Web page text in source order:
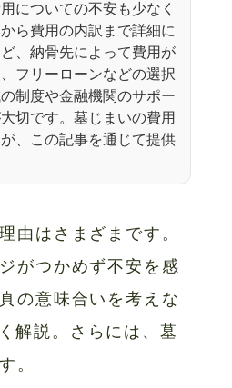
についての不安も少なく
ら費用の内訳まで詳細に
、納骨先によって費用が
フリーローンなどの選択
制度や金融機関のサポー
切です。墓じまいの費用
、この記事を通じて提供
由はさまざまです。
がつかめず不安を感
の意味合いを考えな
解説。さらには、墓
。